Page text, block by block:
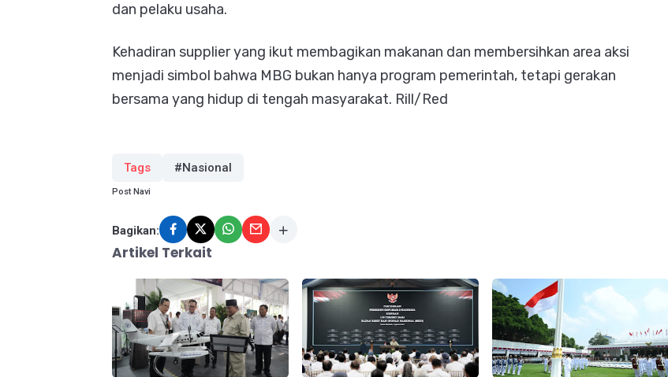
dan pelaku usaha.
Kehadiran supplier yang ikut membagikan makanan dan membersihkan area aksi
menjadi simbol bahwa MBG bukan hanya program pemerintah, tetapi gerakan
bersama yang hidup di tengah masyarakat. Rill/Red
Tags #Nasional
Post Navi
Bagikan:
Artikel Terkait